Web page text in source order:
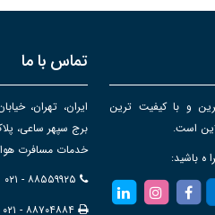
و با کیفیت ترین
است.
ه باشید:
تماس با ما
ایران، تهران،
خدمات مسافرت
۰۲۱ - ۸۸۵۵۹۹۲۵
۰۲۱ - ۸۸۷۰۴۸۸۴